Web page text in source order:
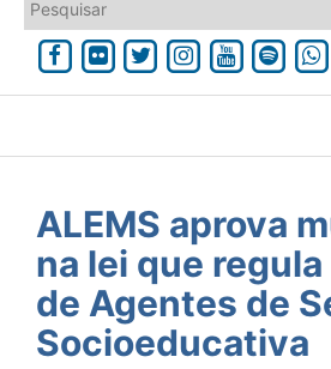
ALEMS aprova
na lei que
de Agentes de
Socioeducativa